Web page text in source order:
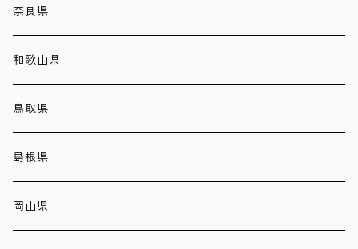
奈良県
和歌山県
鳥取県
島根県
岡山県